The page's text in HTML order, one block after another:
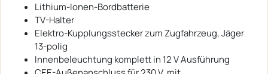
Lithium-Ionen-Bordbatterie
TV-Halter
Elektro-Kupplungsstecker zum Zugfahrzeug, Jäger
13-polig
Innenbeleuchtung komplett in 12 V Ausführung